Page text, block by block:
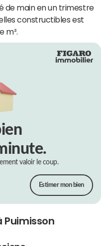
de main en un trimestre
constructibles est
m².
valoir le coup.
Estimer mon bien
Puimisson